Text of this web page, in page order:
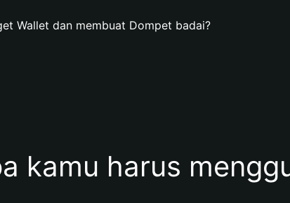
Wallet dan membuat Dompet badai?
kamu harus